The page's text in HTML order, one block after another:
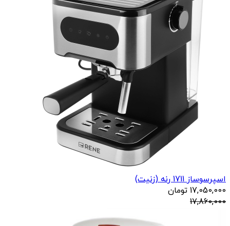
اسپرسوساز 1711 رنه (زنیت)
17,050,000 تومان
17,860,000